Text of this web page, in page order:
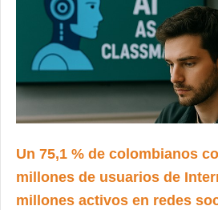
Un 75,1 % de colombianos
millones de usuarios de
millones activos en redes